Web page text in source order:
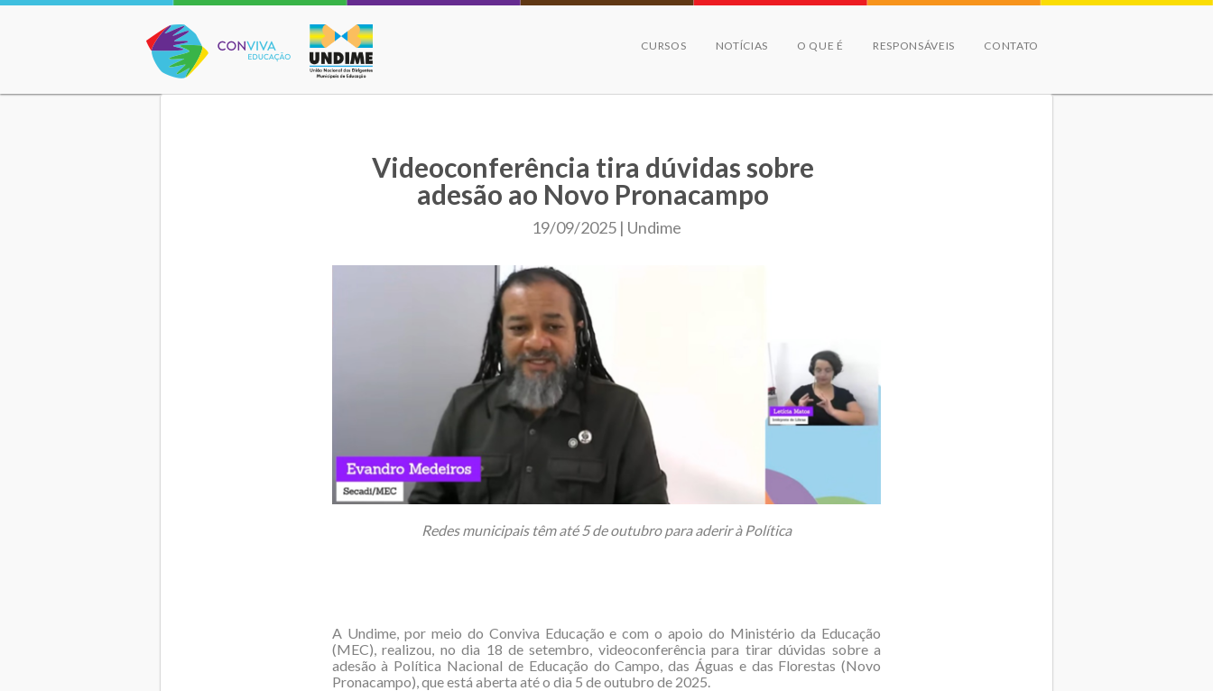
Conviva Educação
CURSOS NOTÍCIAS O QUE É RESPONSÁVEIS CONTATO
Videoconferência tira dúvidas sobre
adesão ao Novo Pronacampo
19/09/2025 | Undime
Redes municipais têm até 5 de outubro para aderir à Política
A Undime, por meio do Conviva Educação e com o apoio do Ministério da Educação
(MEC), realizou, no dia 18 de setembro, videoconferência para tirar dúvidas sobre a
adesão à Política Nacional de Educação do Campo, das Águas e das Florestas (Novo
Pronacampo), que está aberta até o dia 5 de outubro de 2025.